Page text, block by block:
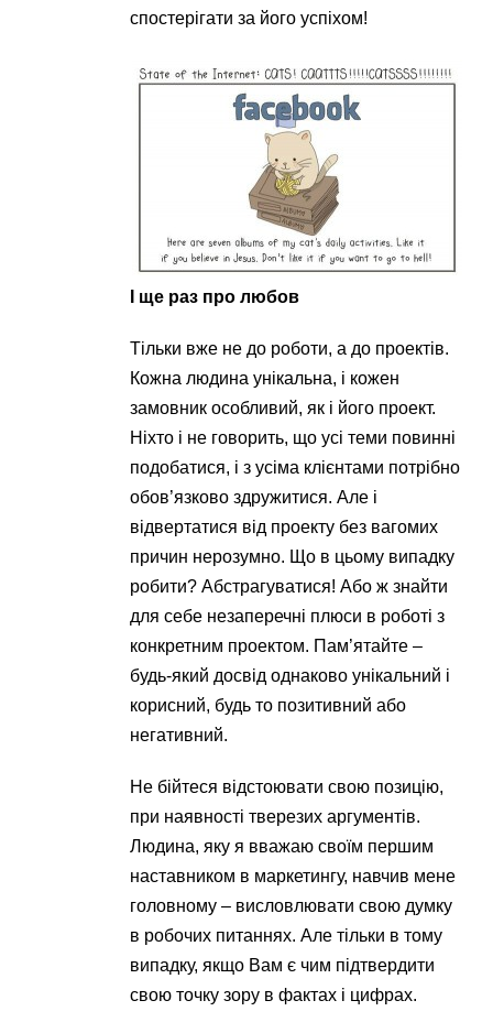
спостерігати за його успіхом!
І ще раз про любов
Тільки вже не до роботи, а до проектів.
Кожна людина унікальна, і кожен
замовник особливий, як і його проект.
Ніхто і не говорить, що усі теми повинні
подобатися, і з усіма клієнтами потрібно
обов’язково здружитися. Але і
відвертатися від проекту без вагомих
причин нерозумно. Що в цьому випадку
робити? Абстрагуватися! Або ж знайти
для себе незаперечні плюси в роботі з
конкретним проектом. Пам’ятайте –
будь-який досвід однаково унікальний і
корисний, будь то позитивний або
негативний.
Не бійтеся відстоювати свою позицію,
при наявності тверезих аргументів.
Людина, яку я вважаю своїм першим
наставником в маркетингу, навчив мене
головному – висловлювати свою думку
в робочих питаннях. Але тільки в тому
випадку, якщо Вам є чим підтвердити
свою точку зору в фактах і цифрах.